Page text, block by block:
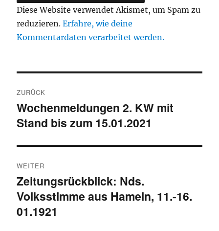
Diese Website verwendet Akismet, um Spam zu
reduzieren.Erfahre, wie deine
Kommentardaten verarbeitet werden.
ZURÜCK
Vorheriger
Beitrag:
Wochenmeldungen 2. KW mit
Stand bis zum 15.01.2021
WEITER
Nächster
Beitrag:
Zeitungsrückblick: Nds.
Volksstimme aus Hameln, 11.-16.
01.1921